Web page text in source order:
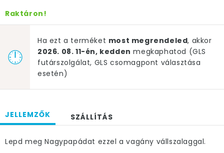
Raktáron!
Ha ezt a terméket most megrendeled, akkor
2026. 08. 11-én, kedden megkaphatod (GLS
futárszolgálat, GLS csomagpont választása
esetén)
JELLEMZŐK SZÁLLÍTÁS
Lepd meg Nagypapádat ezzel a vagány vállszalaggal.